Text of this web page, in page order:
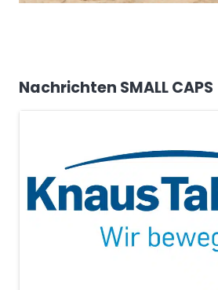
Nachrichten SMALL CAPS